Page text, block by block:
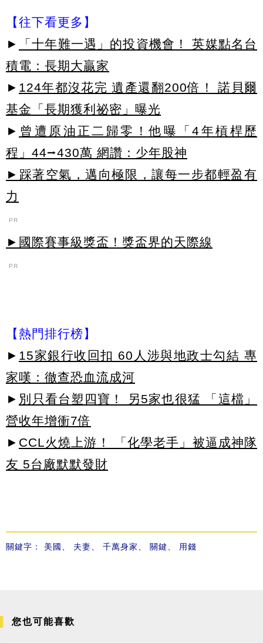
【往下看更多】
►
「十年難一遇」的投資機會！ 英媒點名台
積電：長期大贏家
► 124年都沒花完 遺產還翻200倍！ 諾貝爾
基金「長期獲利祕密」曝光
► 曾遭原油正二歸零！他曝「4年槓桿歷
程」44⭢430萬 網讚：少年股神
►踩著空氣，邁向極限，讓每一步都輕盈有
力
PR
►國際賽事級獎盃！獎盃界的天際線
PR
【熱門排行榜】
► 15家銀行收回扣 60人涉與地政士勾結 專
家嘆：徹查恐血流成河
► 別只看台塑四寶！ 另5家也很猛 「這檔」
營收年增衝7倍
► CCL火燒上游！ 「化學老手」被逼成神隊
友 5台廠默默發財
關鍵字： 美國 夫妻 千萬身家 關鍵 用錢
您也可能喜歡